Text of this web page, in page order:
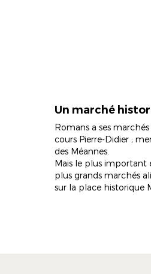
Un marché
Romans a ses
cours Pierre-Didier ;
des Méannes.
Mais le plus important
plus grands marchés
sur la place historique